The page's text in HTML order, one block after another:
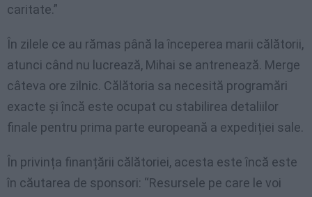
caritate.”
În zilele ce au rămas până la începerea marii călătorii,
atunci când nu lucrează, Mihai se antrenează. Merge
câteva ore zilnic. Călătoria sa necesită programări
exacte și încă este ocupat cu stabilirea detaliilor
finale pentru prima parte europeană a expediției sale.
În privința finanțării călătoriei, acesta este încă este
în căutarea de sponsori: “Resursele pe care le voi